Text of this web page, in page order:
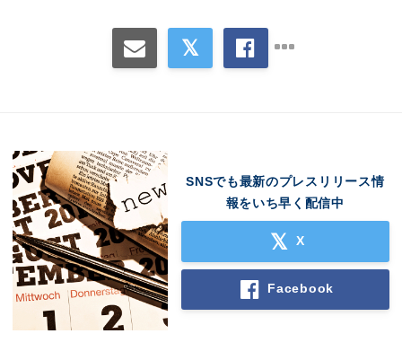
SNSでも最新のプレスリリース情
報をいち早く配信中
X
Facebook